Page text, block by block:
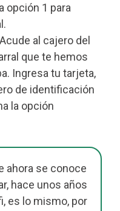
opción 1 para
Acude al cajero del
que te hemos
Ingresa tu tarjeta,
de identificación
la opción
ahora se conoce
hace unos años
es lo mismo, por